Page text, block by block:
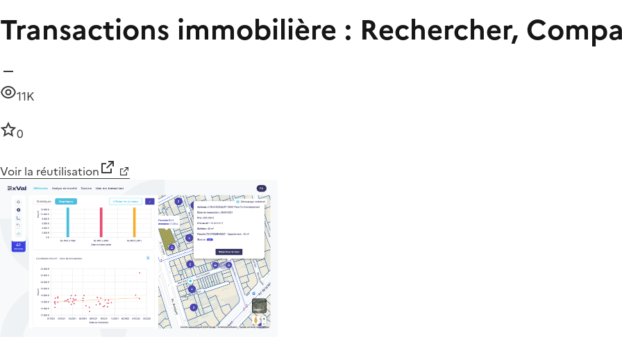
Transactions immobilière : Rechercher,
11K
0
Voir la réutilisation